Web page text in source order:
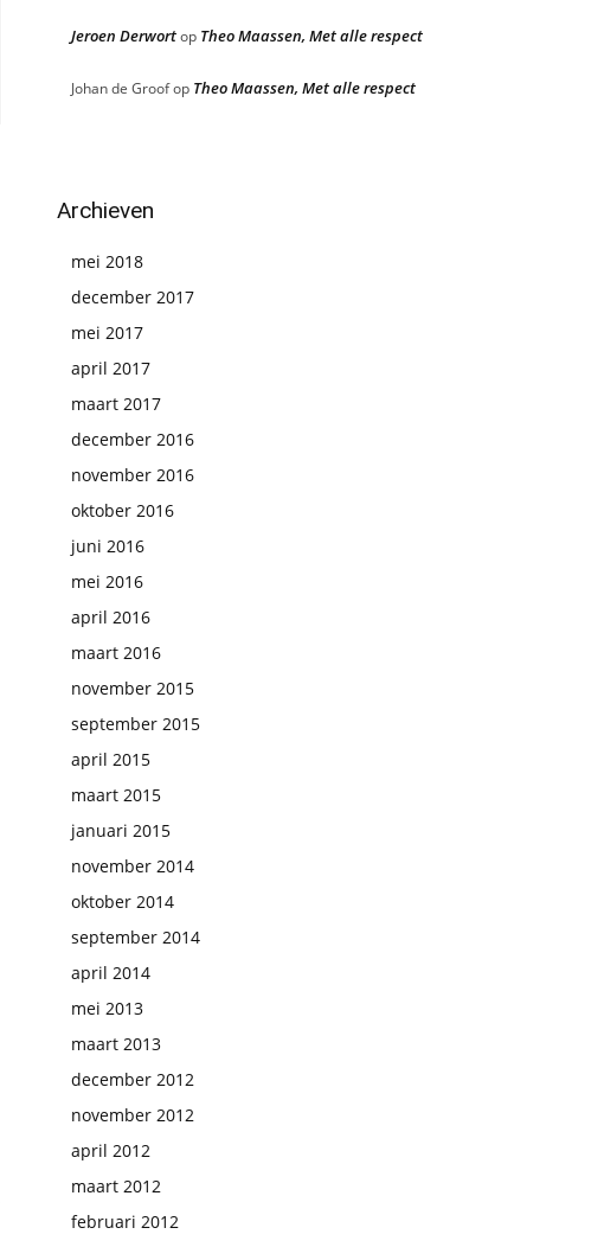
Jeroen Derwortop Theo Maassen, Met alle respect
Johan de Groofop Theo Maassen, Met alle respect
Archieven
mei 2018
december 2017
mei 2017
april 2017
maart 2017
december 2016
november 2016
oktober 2016
juni 2016
mei 2016
april 2016
maart 2016
november 2015
september 2015
april 2015
maart 2015
januari 2015
november 2014
oktober 2014
september 2014
april 2014
mei 2013
maart 2013
december 2012
november 2012
april 2012
maart 2012
februari 2012